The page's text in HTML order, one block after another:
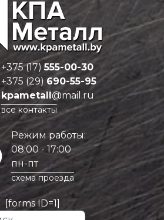
+375 (17)555-00-30
+375 (29) 690-55-95
kpametall@mail.ru
все контакты
Режим работы:
08:00 - 17:00
пн-пт
схема проезда
[forms ID=1]